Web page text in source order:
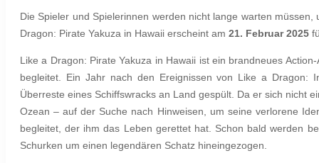
Die Spieler und Spielerinnen werden nicht lange warten
Dragon: Pirate Yakuza in Hawaii erscheint am 21. Februar 2025
Like a Dragon: Pirate Yakuza in Hawaii ist ein brandneues
begleitet. Ein Jahr nach den Ereignissen von Like a
Überreste eines Schiffswracks an Land gespült. Da er sich nicht
Ozean – auf der Suche nach Hinweisen, um seine verlorene
begleitet, der ihm das Leben gerettet hat. Schon bald werden
Schurken um einen legendären Schatz hineingezogen.